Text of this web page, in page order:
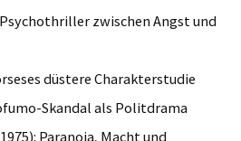
zwischen Angst und
düstere Charakterstudie
Skandal als Politdrama
Paranoia, Macht und